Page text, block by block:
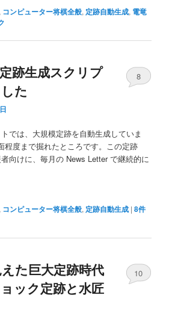
コンピューター将棋全般, 定跡自動生成, 電竜
跡生成スクリプ
た
8
では、大規模定跡を自動生成していま
程度まで掘れたところです。この定跡
向けに、毎月の News Letter で継続的に
コンピューター将棋全般, 定跡自動生成 |8件
た巨大定跡時代
ック定跡と水匠
10